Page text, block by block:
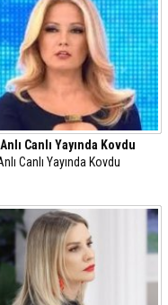
Canlı Yayında Kovdu
Canlı Yayında Kovdu